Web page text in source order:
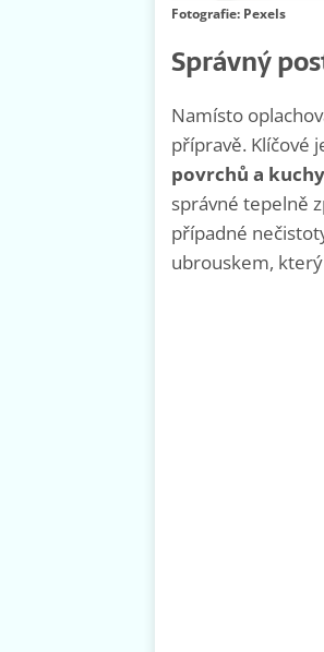
Fotografie: Pexels
Správný
Namísto
přípravě. Klíčové
povrchů a
správné tepelně
případné
ubrouskem,